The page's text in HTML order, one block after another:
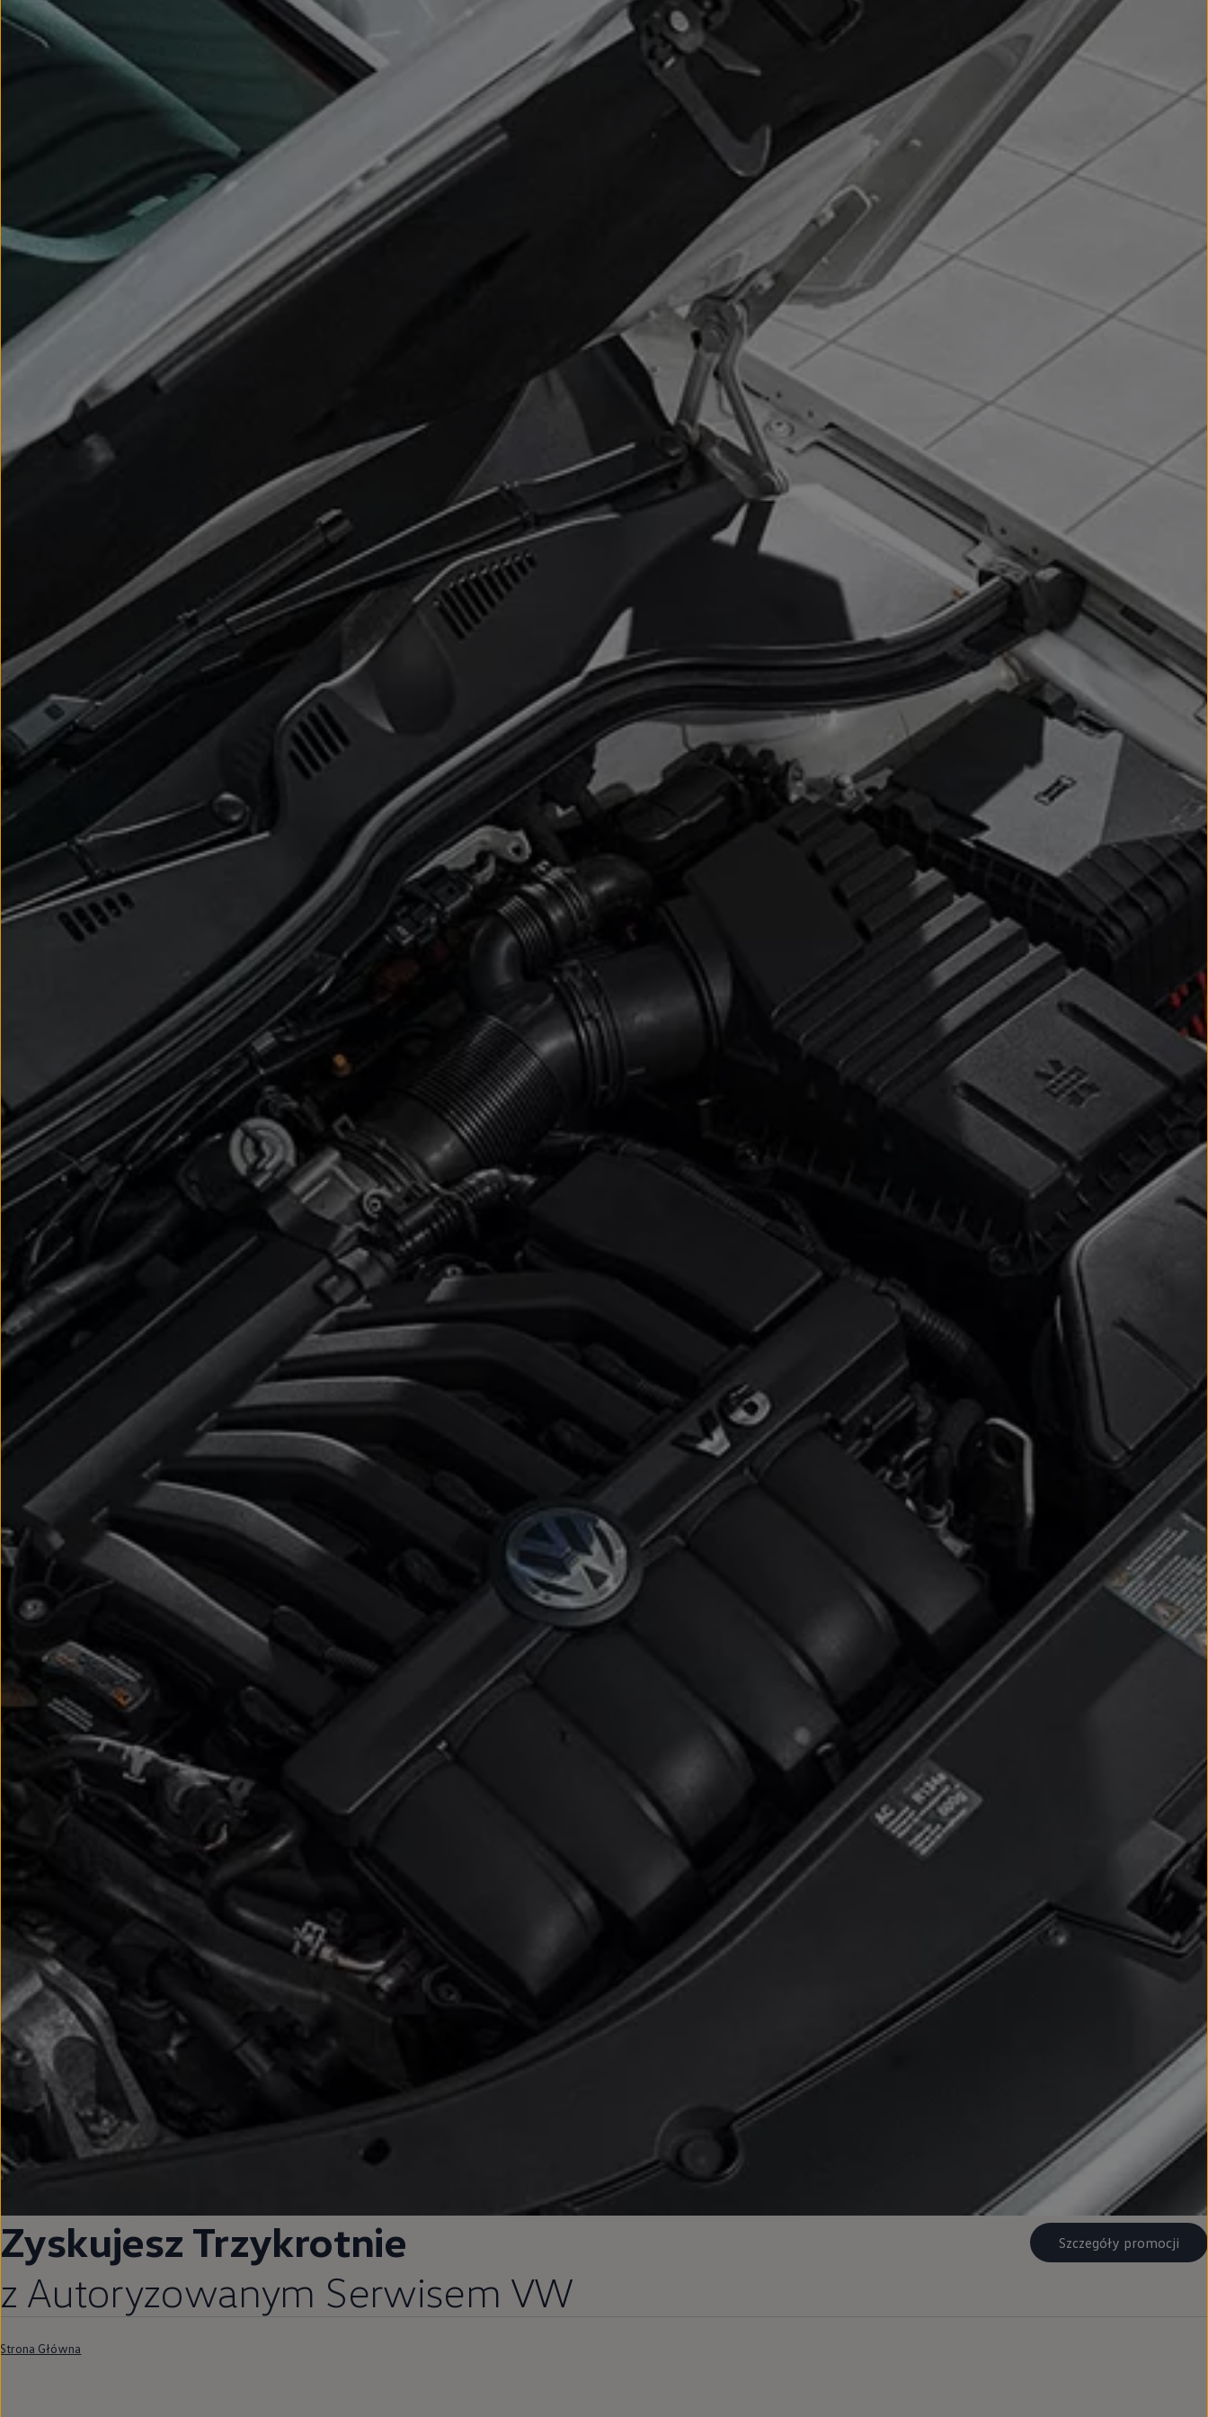
Leasing i najem dla firm
Leasing
Najem
Finansowanie aut używanych
Finansowanie dla firm
Kalkulator finansowy
Finansowanie aut używanych
Kalkulator finansowy
Ubezpieczenia i gwarancje
Ubezpieczenia komunikacyjne
Ubezpieczenie GAP/RTI
Gwarancje
Zakup i finansowanie dla biznesu
Leasing dla biznesu
Duża flota
Elektromobilność dla firm
Skonfiguruj Volkswagena
Poradnik kupującego
Volkswagen dla biznesu
Serwis, akcesoria i aktualizacje
myVolkswagen
Serwis i części
Przegląd okresowy
Naprawy i przeglądy
Olej silnikowy i płyny eksploatacyjne
Pomoc w razie wypadku i awarii
Serwis i części na raty
Pakiet przeglądów dla Twojego Volkswagena
Badanie satysfakcji klienta – oceń nasz serwis i salony
Ubezpieczenie opon
Akcesoria
Sklep online akcesoriów
Koła zimowe
Personalizacja
Urządzenia ładujące
Ochrona i pielęgnacja
Akcesoria do poszczególnych modeli
Rozwiązania transportowe i bagażowe
Elektronika i rozrywka
Aktualizacje oprogramowania, map i radia
Aplikacje Volkswagen, logowanie i sklep
Znajdź usługi dla swojego modelu
Połączenie telefonu komórkowego z pojazdem
We Charge
Strefa kierowcy
Elektroniczna Instrukcja Obsługi
Informacje dla klientów
Informator o pojeździe
Gwarancje
Lampki ostrzegawcze i sygnalizacyjne
Starsze modele i generacje – archiwum oraz dane techniczne
Wszystkie usługi
Dla przyszłych użytkowników Volkswagena
Dla obecnych użytkowników Volkswagena
Sezonowe usługi serwisowe
Korzyści autoryzowanego serwisowania
Informacje dla warsztatów
Świat Volkswagena
Volkswagen Magazine
Lifestyle
Eksploatacja
Samochody hybrydowe
SUV-y
Elektromobilność
Rozwój
Technologia
Nowy samochód krok po kroku – poradnik zakupu i finansowania
Samochody ekonomiczne i ekologiczne
Technologie i bezpieczeństwo
Odwiedź Volkswagen Home
Warto wybrać Volkswagena
Infolinia Volkswagen
Podcast Elektrycznie Tematyczni
Umów się na Serwis
Newsletter ID.
Społeczność Volkswagena
Znajdź Dealera
Zapisz się na jazdę próbną
Zyskujesz Trzykrotnie
z Autoryzowanym Serwisem VW
Szczegóły promocji
Strona Główna